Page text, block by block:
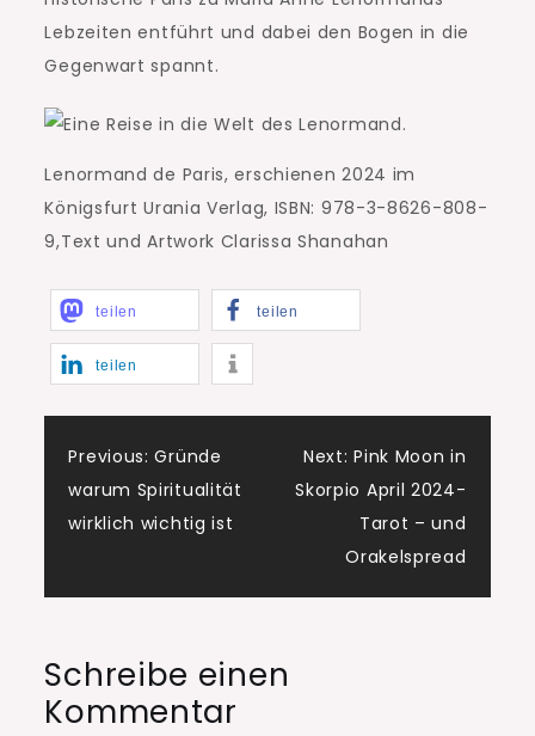
Lebzeiten entführt und dabei den Bogen in die
Gegenwart spannt.
Lenormand de Paris, erschienen 2024 im
Königsfurt Urania Verlag, ISBN: 978-3-8626-808-
9,Text und Artwork Clarissa Shanahan
teilen teilen
teilen
Previous: Gründe
warum Spiritualität
wirklich wichtig ist
Next: Pink Moon in
Skorpio April 2024-
Tarot – und
Orakelspread
Schreibe einen
Kommentar